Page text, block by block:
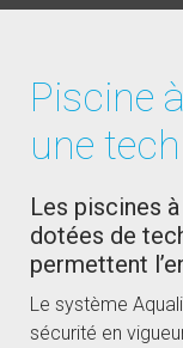
Piscine
une
Les piscines
dotées de
permettent
Le système
sécurité en